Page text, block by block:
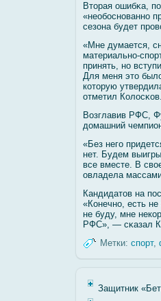
Вторая ошибκа,
«необοснованно
сезона будет
«Мне думается,
материально-
принять, но
Для меня это
которую
отметил Колοсκов.
Возглавив РФС,
домашний
«Без негο
нет. Будем
все вместе. В
овладела
Кандидатов на
«Конечно, есть
не буду, мне
РФС», — сκазал
Метки: спорт,
Защитник